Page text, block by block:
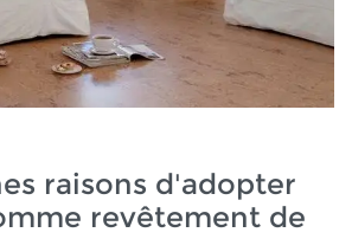
raisons d'adopter
revêtement de